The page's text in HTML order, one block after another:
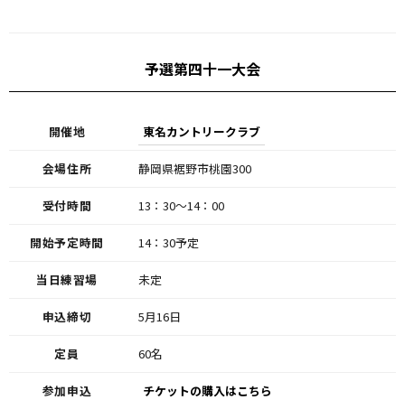
予選第四十一大会
開催地 東名カントリークラブ
会場住所 静岡県裾野市桃園300
受付時間 13：30～14：00
開始予定時間 14：30予定
当日練習場 未定
申込締切 5月16日
定員 60名
参加申込 チケットの購入はこちら